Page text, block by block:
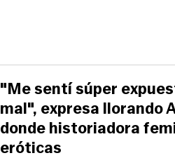
"Me sentí súper
mal", expresa llorando
donde historiadora
eróticas